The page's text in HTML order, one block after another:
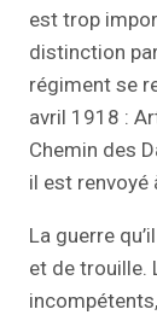
est trop
distinction
régiment se
avril 1918 :
Chemin des
il est renvoyé
La guerre
et de trouille.